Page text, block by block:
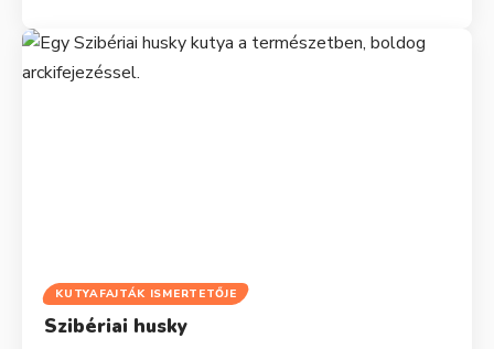
KUTYAFAJTÁK ISMERTETŐJE
Szibériai husky